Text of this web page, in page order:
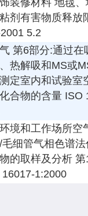
装修材料 地毯
剂有害物质释放
5.2
第6部分:通过在
热解吸和MS或
定室内和试验室
合物的含量 ISO
境和工作场所空
细管气相色谱
的取样及分析
1:2000